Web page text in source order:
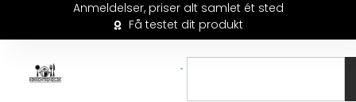
Anmeldelser, priser alt samlet ét sted
Få testet dit produkt